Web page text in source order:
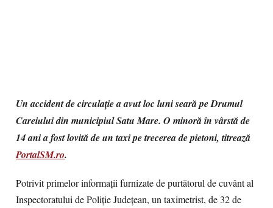
Un accident de circulație a avut loc luni seară pe Drumul
Careiului din municipiul Satu Mare. O minoră în vârstă de
14 ani a fost lovită de un taxi pe trecerea de pietoni, titrează
PortalSM.ro.
Potrivit primelor informații furnizate de purtătorul de cuvânt al
Inspectoratului de Poliție Județean, un taximetrist, de 32 de